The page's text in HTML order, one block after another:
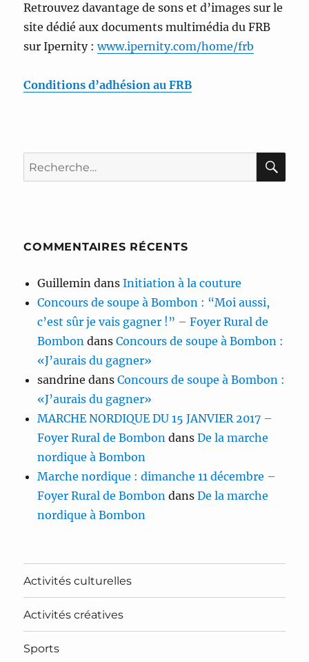
Retrouvez davantage de sons et d’images sur le
site dédié aux documents multimédia du FRB
sur Ipernity :www.ipernity.com/home/frb
Conditions d’adhésion au FRB
Recherche
pour :
COMMENTAIRES RÉCENTS
Guillemin dansInitiation à la couture
Concours de soupe à Bombon : “Moi aussi,
c’est sûr je vais gagner !” – Foyer Rural de
Bombon dansConcours de soupe à Bombon :
«J’aurais du gagner»
sandrine dansConcours de soupe à Bombon :
«J’aurais du gagner»
MARCHE NORDIQUE DU 15 JANVIER 2017 –
Foyer Rural de Bombon dansDe la marche
nordique à Bombon
Marche nordique : dimanche 11 décembre –
Foyer Rural de Bombon dansDe la marche
nordique à Bombon
Activités culturelles
Activités créatives
Sports